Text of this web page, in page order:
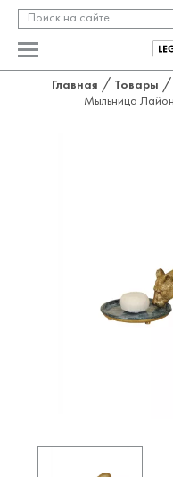
Главная / Товары /
Мыльница